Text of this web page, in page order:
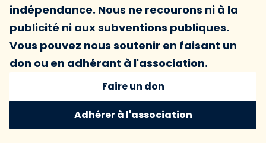
indépendance. Nous ne recourons ni à la
publicité ni aux subventions publiques.
Vous pouvez nous soutenir en faisant un
don ou en adhérant à l'association.
Faire un don
Adhérer à l'association